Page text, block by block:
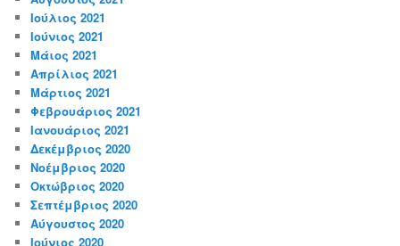
Ιούλιος 2021
Ιούνιος 2021
Μάιος 2021
Απρίλιος 2021
Μάρτιος 2021
Φεβρουάριος 2021
Ιανουάριος 2021
Δεκέμβριος 2020
Νοέμβριος 2020
Οκτώβριος 2020
Σεπτέμβριος 2020
Αύγουστος 2020
Ιούνιος 2020